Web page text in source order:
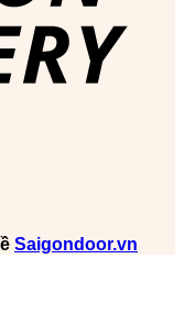
Saigondoor.vn